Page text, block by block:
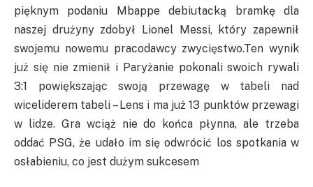
pięknym podaniu Mbappe debiutacką bramkę dla
naszej drużyny zdobył Lionel Messi, który zapewnił
swojemu nowemu pracodawcy zwycięstwo.Ten wynik
już się nie zmienił i Paryżanie pokonali swoich rywali
3:1 powiększając swoją przewagę w tabeli nad
wiceliderem tabeli – Lens i ma już 13 punktów przewagi
w lidze. Gra wciąż nie do końca płynna, ale trzeba
oddać PSG, że udało im się odwrócić los spotkania w
osłabieniu, co jest dużym sukcesem